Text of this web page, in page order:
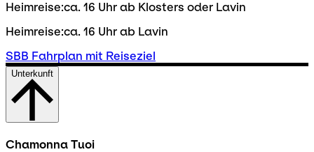
Heimreise:ca. 16 Uhr ab Klosters oder Lavin
Heimreise:ca. 16 Uhr ab Lavin
SBB Fahrplan mit Reiseziel
Unterkunft
Chamonna Tuoi